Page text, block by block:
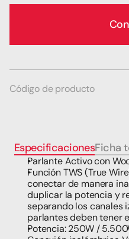
Código de producto
EspecificacionesFicha
Parlante Activo con
Función TWS (True
conectar de manera
duplicar la potencia y
separando los canales
parlantes deben tener
Potencia: 250W /